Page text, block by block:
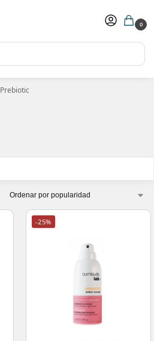
0
hasta -30%
5GRANVIA (compras superiores a 150€)
Prebiotic
-25%